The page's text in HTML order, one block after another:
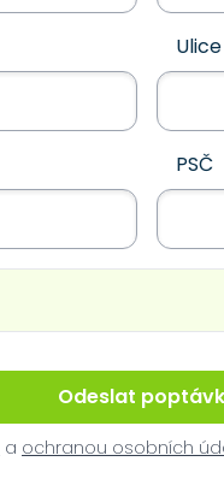
Ulice
PSČ
Odeslat
a ochranou osobních